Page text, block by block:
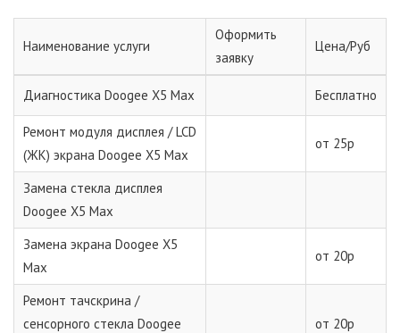
Наименование услуги
Оформить
заявку
Цена/Руб
Диагностика Doogee X5 Max Бесплатно
Ремонт модуля дисплея / LCD
(ЖК) экрана Doogee X5 Max
от 25р
Замена стекла дисплея
Doogee X5 Max
Замена экрана Doogee X5
Max
от 20р
Ремонт тачскрина /
сенсорного стекла Doogee
от 20р